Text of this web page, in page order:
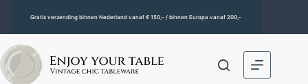
Gratis verzending binnen Nederland vanaf € 150,- / binnen Europa vanaf 200,-